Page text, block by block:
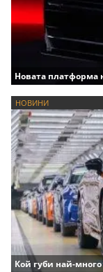
Новата платформа
НОВИНИ
Кой губи най-